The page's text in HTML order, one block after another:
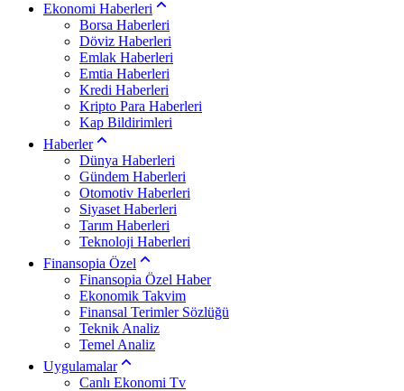
Ekonomi Haberleri
Borsa Haberleri
Döviz Haberleri
Emlak Haberleri
Emtia Haberleri
Kredi Haberleri
Kripto Para Haberleri
Kap Bildirimleri
Haberler
Dünya Haberleri
Gündem Haberleri
Otomotiv Haberleri
Siyaset Haberleri
Tarım Haberleri
Teknoloji Haberleri
Finansopia Özel
Finansopia Özel Haber
Ekonomik Takvim
Finansal Terimler Sözlüğü
Teknik Analiz
Temel Analiz
Uygulamalar
Canlı Ekonomi Tv